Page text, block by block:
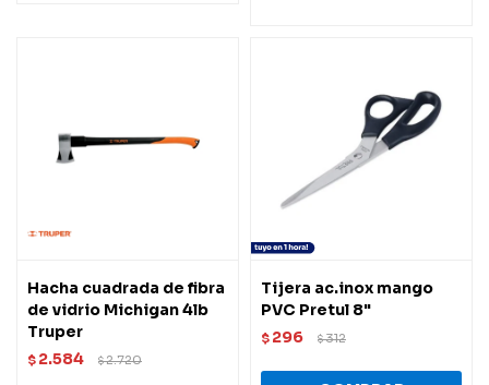
Hacha cuadrada de fibra
de vidrio Michigan 4lb
Truper
$ 2.584 $2.720
Tijera ac.inox mango
PVC Pretul 8"
$ 296 $312